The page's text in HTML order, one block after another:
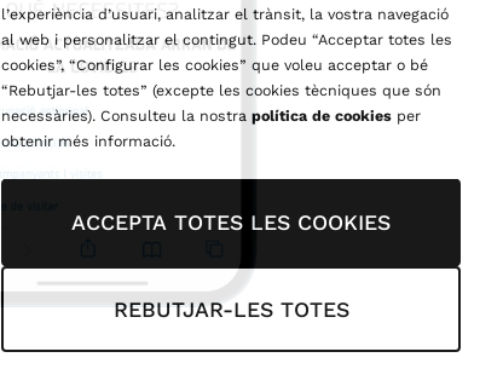
l’experiència d’usuari, analitzar el trànsit, la vostra navegació
al web i personalitzar el contingut. Podeu “Acceptar totes les
cookies”, “Configurar les cookies” que voleu acceptar o bé
“Rebutjar-les totes” (excepte les cookies tècniques que són
necessàries). Consulteu la nostra política de cookies per
obtenir més informació.
ACCEPTA TOTES LES COOKIES
REBUTJAR-LES TOTES